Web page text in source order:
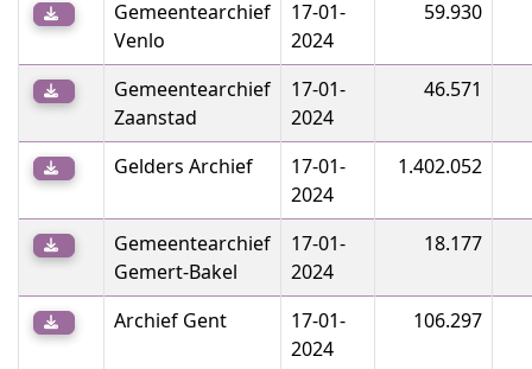
Gemeentearchief
Venlo
17-01-
2024
59.930
Gemeentearchief
Zaanstad
17-01-
2024
46.571
Gelders Archief
17-01-
2024
1.402.052
Gemeentearchief
Gemert-Bakel
17-01-
2024
18.177
Archief Gent
17-01-
2024
106.297